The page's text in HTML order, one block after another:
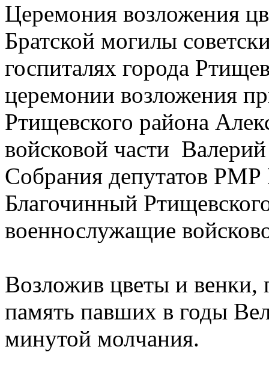
Церемония возложения
Братской могилы
госпиталях города
церемонии возложения
Ртищевского района
войсковой части
Собрания депутатов
Благочинный
военнослужащие
Возложив цветы и венки,
память павших в годы
минутой молчания.